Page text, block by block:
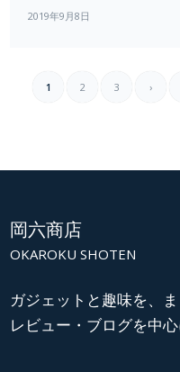
2019年9月8日
1 2 3 ›
岡六商店
OKAROKU SHOTEN
ガジェットと趣味を、ま
レビュー・ブログを中心